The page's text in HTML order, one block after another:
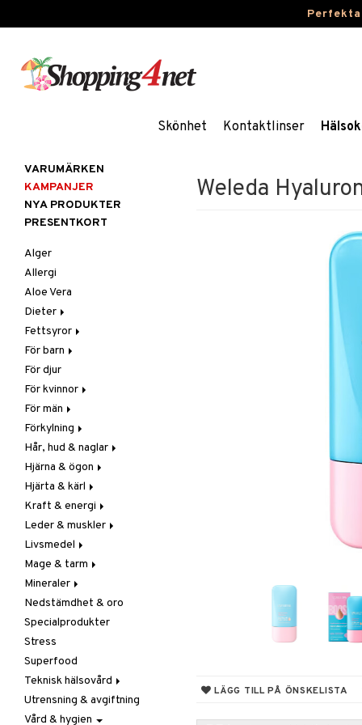
Skönhet Kontaktlinser
Weleda
LÄGG TILL PÅ ÖNSKELISTA
VARUMÄRKEN
KAMPANJER
NYA PRODUKTER
PRESENTKORT
Alger
Allergi
Aloe Vera
Dieter
Glutenintolerans
LCHF
Raw Food
Fettsyror
Marina fettsyror
Veg fettsyror
För barn
Fettsyror
Hudvård
Vitamin & mineral
För djur
För kvinnor
Graviditet & amning
Klimakterie & PMS
Näringstillskott
Övriga
Sex & lust
Skelett
Urinvägar
För män
Näringstillskott
Övriga
Prostata
Sex & lust
Förkylning
C-vitamin
Förebyggande &
lindrande
Hostdämpande
Öron, näsa & hals
Övriga
Virushämmande
Vitlök
Hår, hud & naglar
Hår
Kosttillskott
Sol & pigment
Hjärna & ögon
Fettsyror
Minne
Ögon
Hjärta & kärl
Ginkgo biloba
Kärlstärkande
Kolesterolsänkande
Marina fettsyror
Veg fettsyror
Kraft & energi
Ginseng
Övriga
Prestation
Q-10
Rosenrot
Schizandra
Leder & muskler
Kosttillskott
Utvärtes
Livsmedel
Bars
Choklad
Diverse
Drycker
Förvaring
Frukt, frö & nötter
Groddning
Kokos
Kryddor & buljong
Mage & tarm
Drycker
Fibrer
Matsmältning
Syrareglerande
Tarm
Utrensning
Mineraler
Järn
Kalcium
Krom
Magnesium
Multimineraler
Övriga
Selen
Nedstämdhet & oro
Specialprodukter
Stress
Superfood
Teknisk hälsovård
Ljusterapi
Luftfuktare
Utrensning & avgiftning
Vård & hygien